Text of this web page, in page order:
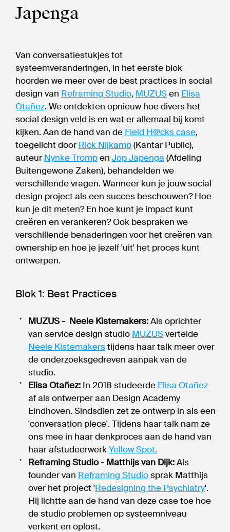
Japenga
Van conversatiestukjes tot
systeemveranderingen, in het eerste blok
hoorden we meer over de best practices in social
design van Reframing Studio, MUZUSen Elisa
Otañez. We ontdekten opnieuw hoe divers het
social design veld is en wat er allemaal bij komt
kijken. Aan de hand van de Field H@cks case,
toegelicht door Rick Nijkamp(Kantar Public),
auteur Nynke Trompen Jop Japenga (Afdeling
Buitengewone Zaken), behandelden we
verschillende vragen. Wanneer kun je jouw social
design project als een succes beschouwen? Hoe
kun je dit meten? En hoe kunt je impact kunt
creëren en verankeren? Ook bespraken we
verschillende benaderingen voor het creëren van
ownership en hoe je jezelf 'uit' het proces kunt
ontwerpen.
Blok 1: Best Practices
MUZUS - Neele Kistemakers:Als oprichter
van service design studio MUZUSvertelde
Neele Kistemakerstijdens haar talk meer over
de onderzoeksgedreven aanpak van de
studio.
Elisa Otañez: In 2018 studeerde Elisa Otañez
af als ontwerper aan Design Academy
Eindhoven. Sindsdien zet ze ontwerp in als een
'conversation piece'. Tijdens haar talk nam ze
ons mee in haar denkproces aan de hand van
haar afstudeerwerkYellow Spot.
Reframing Studio - Matthijs van Dijk:Als
founder van Reframing Studiosprak Matthijs
over het project 'Redesigning the Psychiatry'.
Hij lichtte aan de hand van deze case toe hoe
de studio problemen op systeemniveau
verkent en oplost.